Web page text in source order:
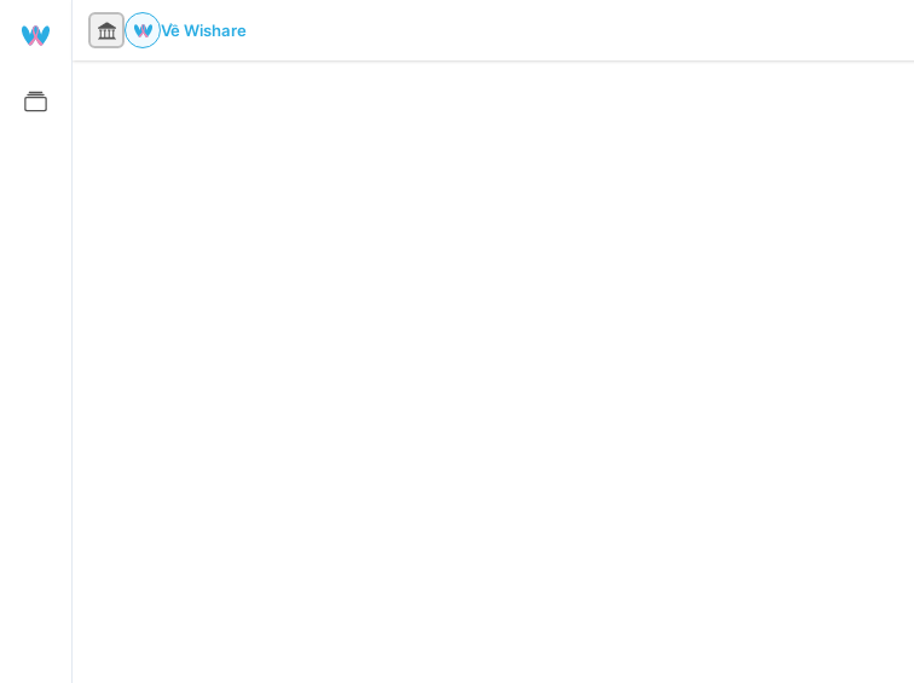
Về Wishare